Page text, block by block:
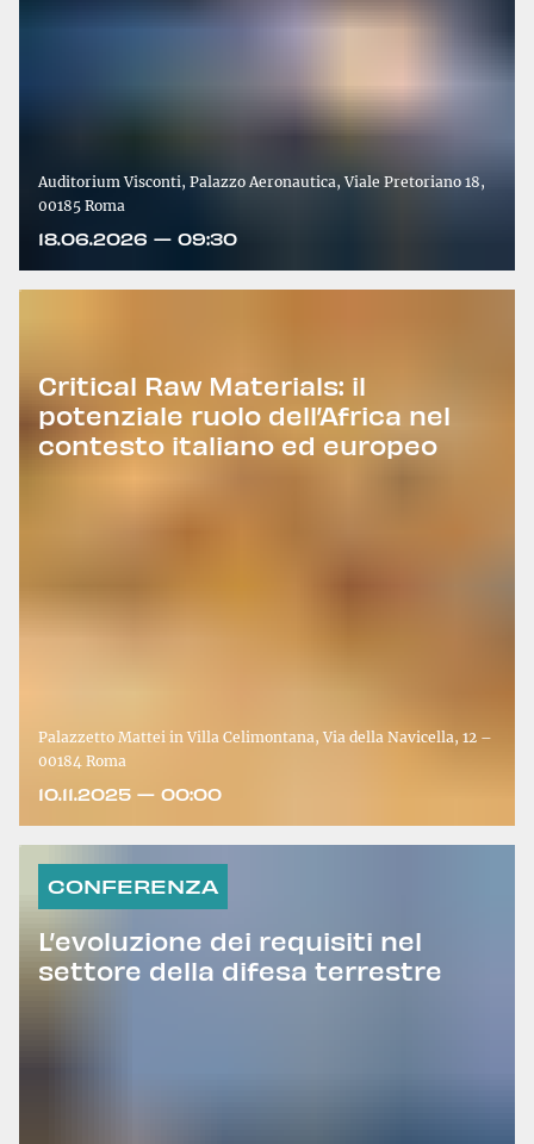
Auditorium Visconti, Palazzo Aeronautica, Viale Pretoriano 18,
00185 Roma
18.06.2026 — 09:30
Critical Raw Materials: il
potenziale ruolo dell’Africa nel
contesto italiano ed europeo
Palazzetto Mattei in Villa Celimontana, Via della Navicella, 12 –
00184 Roma
10.11.2025 — 00:00
CONFERENZA
L’evoluzione dei requisiti nel
settore della difesa terrestre